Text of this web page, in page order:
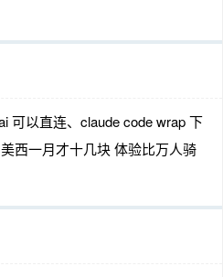
可以直连、claude code wrap 下
西一月才十几块 体验比万人骑